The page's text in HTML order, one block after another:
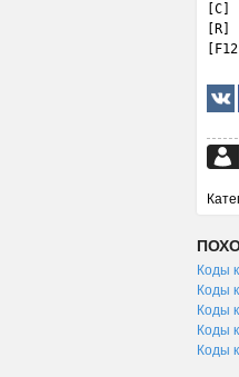
[C]
Коды
Коды
Коды
Коды
Коды